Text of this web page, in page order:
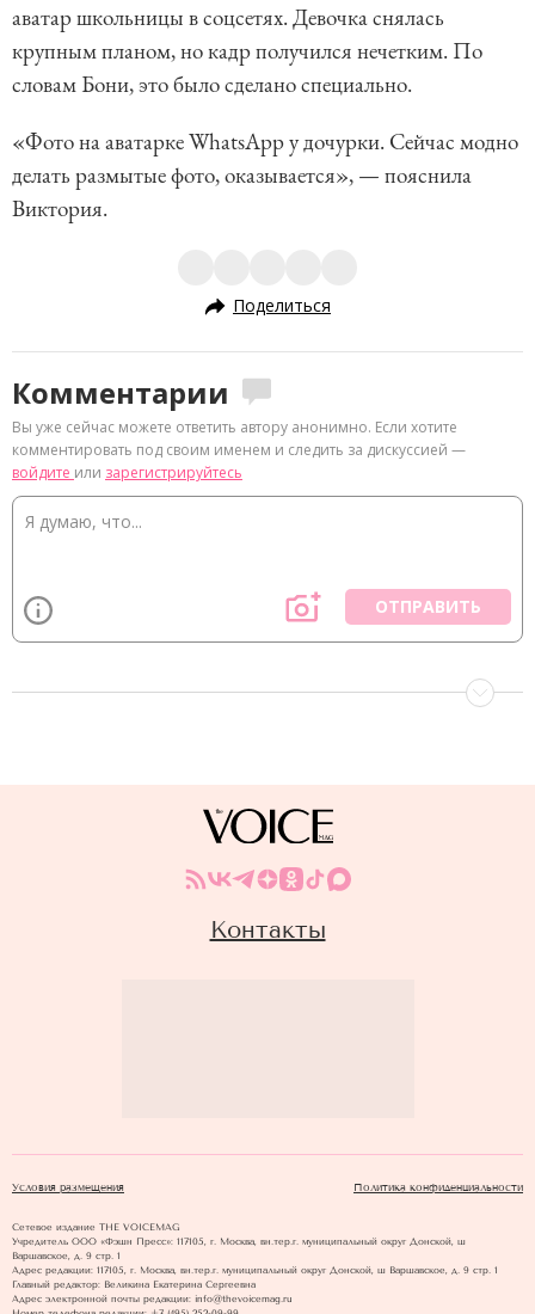
аватар школьницы в соцсетях. Девочка снялась
крупным планом, но кадр получился нечетким. По
словам Бони, это было сделано специально.
«Фото на аватарке WhatsApp у дочурки. Сейчас модно
делать размытые фото, оказывается», — пояснила
Виктория.
Поделиться
Комментарии
Вы уже сейчас можете ответить автору анонимно. Если хотите
комментировать под своим именем и следить за дискуссией —
войдите или зарегистрируйтесь
ОТПРАВИТЬ
Контакты
Условия размещения Политика конфиденциальности
Сетевое издание THE VOICEMAG
Учредитель ООО «Фэшн Пресс»: 117105, г. Москва, вн.тер.г. муниципальный округ Донской, ш
Варшавское, д. 9 стр. 1
Адрес редакции: 117105, г. Москва, вн.тер.г. муниципальный округ Донской, ш Варшавское, д. 9 стр. 1
Главный редактор: Великина Екатерина Сергеевна
Адрес электронной почты редакции: info@thevoicemag.ru